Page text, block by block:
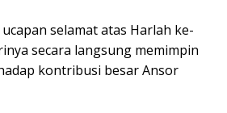
selamat atas Harlah ke-
secara langsung memimpin
kontribusi besar Ansor